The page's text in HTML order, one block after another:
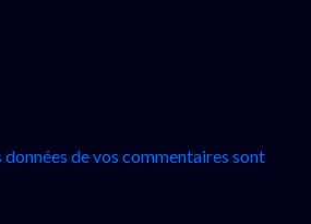
de vos commentaires sont